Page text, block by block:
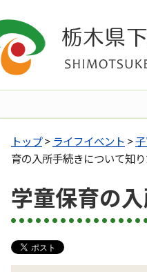
トップ> ライフイベント >
育の入所手続きについて知り
学童保育の